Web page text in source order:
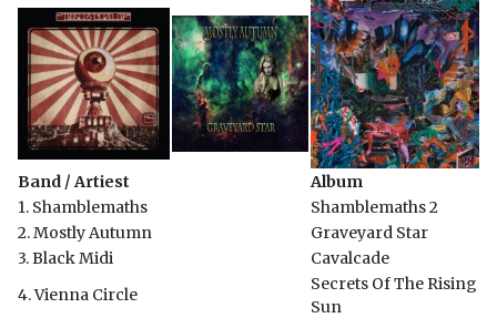
Band / Artiest
Album
1. Shamblemaths
Shamblemaths 2
2. Mostly Autumn
Graveyard Star
3. Black Midi
Cavalcade
4. Vienna Circle
Secrets Of The Rising
Sun